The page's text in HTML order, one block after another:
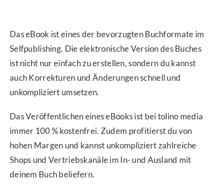
Das eBook ist eines der bevorzugten Buchformate im
Selfpublishing. Die elektronische Version des Buches
ist nicht nur einfach zu erstellen, sondern du kannst
auch Korrekturen und Änderungen schnell und
unkompliziert umsetzen.
Das Veröffentlichen eines eBooks ist bei tolino media
immer 100 % kostenfrei. Zudem profitierst du von
hohen Margen und kannst unkompliziert zahlreiche
Shops und Vertriebskanäle im In- und Ausland mit
deinem Buch beliefern.